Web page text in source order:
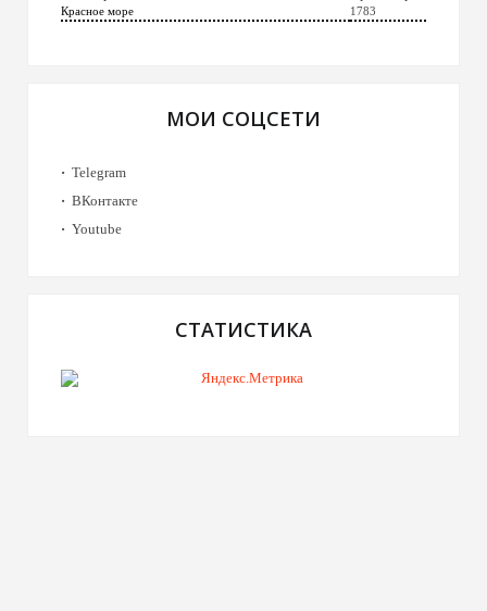
Красное море 1783
МОИ СОЦСЕТИ
Telegram
ВКонтакте
Youtube
СТАТИСТИКА